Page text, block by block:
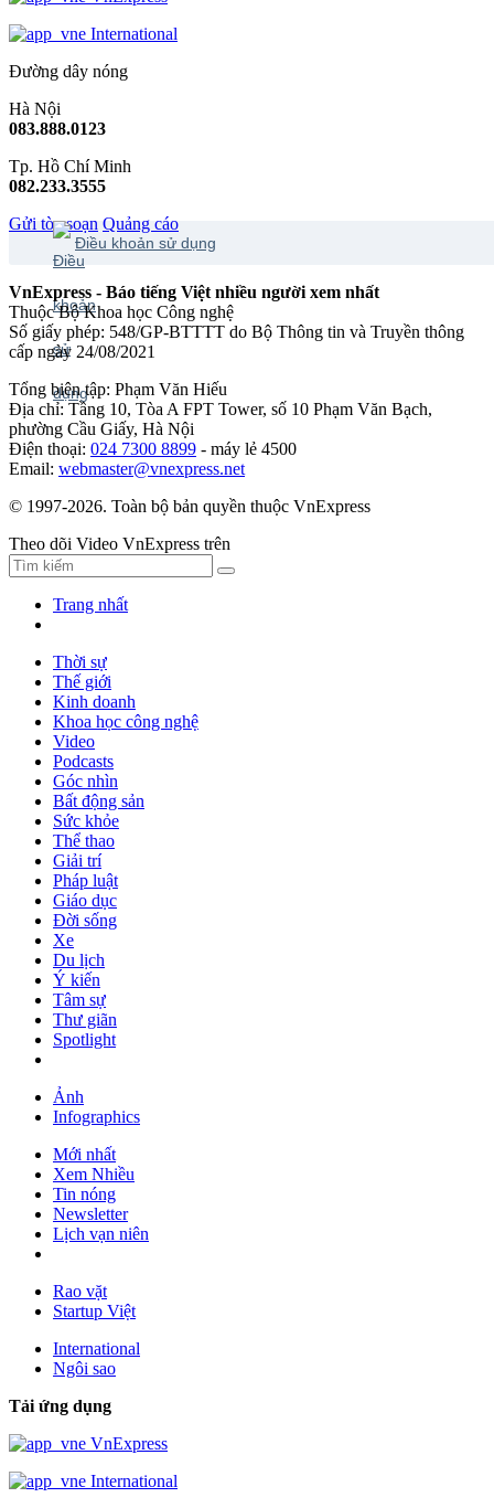
International
Đường dây nóng
Hà Nội
083.888.0123
Tp. Hồ Chí Minh
082.233.3555
Gửi tòa soạn Quảng cáo
Điều khoản sử dụng
VnExpress - Báo tiếng Việt nhiều người xem nhất
Thuộc Bộ Khoa học Công nghệ
Số giấy phép: 548/GP-BTTTT do Bộ Thông tin và Truyền thông
cấp ngày 24/08/2021
Tổng biên tập: Phạm Văn Hiếu
Địa chỉ: Tầng 10, Tòa A FPT Tower, số 10 Phạm Văn Bạch,
phường Cầu Giấy, Hà Nội
Điện thoại: 024 7300 8899 - máy lẻ 4500
Email: webmaster@vnexpress.net
© 1997-2026. Toàn bộ bản quyền thuộc VnExpress
Theo dõi Video VnExpress trên
Trang nhất
Thời sự
Thế giới
Kinh doanh
Khoa học công nghệ
Video
Podcasts
Góc nhìn
Bất động sản
Sức khỏe
Thể thao
Giải trí
Pháp luật
Giáo dục
Đời sống
Xe
Du lịch
Ý kiến
Tâm sự
Thư giãn
Spotlight
Ảnh
Infographics
Mới nhất
Xem Nhiều
Tin nóng
Newsletter
Lịch vạn niên
Rao vặt
Startup Việt
International
Ngôi sao
Tải ứng dụng
VnExpress
International